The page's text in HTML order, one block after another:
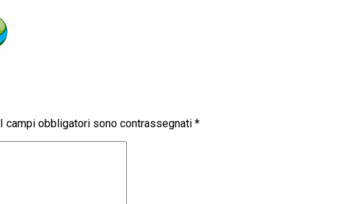
I campi obbligatori sono contrassegnati *